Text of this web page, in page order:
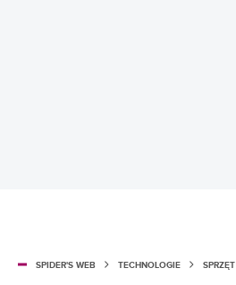
SPIDER'S WEB TECHNOLOGIE SPRZĘT